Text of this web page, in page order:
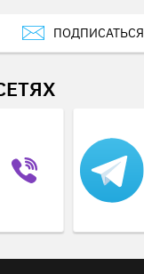
ПОДПИСАТЬСЯ